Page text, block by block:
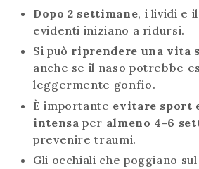
Dopo 2 settimane, i lividi e
evidenti iniziano a ridursi.
Si può riprendere una vita
anche se il naso potrebbe
leggermente gonfio.
È importante evitare sport
intensa per almeno 4-6
prevenire traumi.
Gli occhiali che poggiano